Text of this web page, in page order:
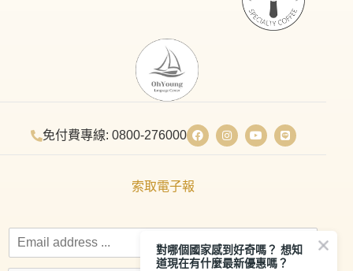
免付費專線: 0800-276000
索取電子報
對哪個國家感到好奇嗎？ 想知
道現在有什麼最新優惠嗎？